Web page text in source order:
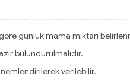
günlük mama miktarı
bulundurulmalıdır.
verilebilir.